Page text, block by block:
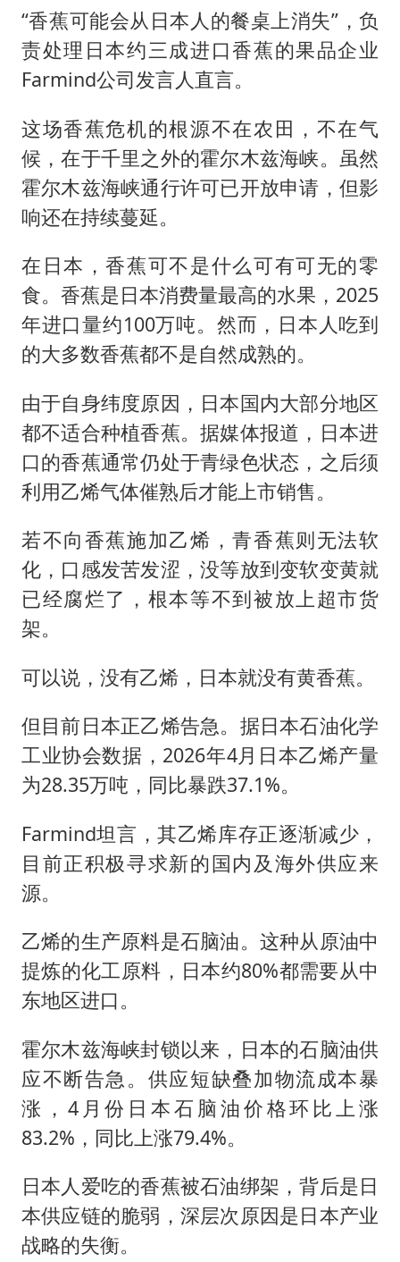
“香蕉可能会从日本人的餐桌上消失”，负
责处理日本约三成进口香蕉的果品企业
Farmind公司发言人直言。
这场香蕉危机的根源不在农田，不在气
候，在于千里之外的霍尔木兹海峡。虽然
霍尔木兹海峡通行许可已开放申请，但影
响还在持续蔓延。
在日本，香蕉可不是什么可有可无的零
食。香蕉是日本消费量最高的水果，2025
年进口量约100万吨。然而，日本人吃到
的大多数香蕉都不是自然成熟的。
由于自身纬度原因，日本国内大部分地区
都不适合种植香蕉。据媒体报道，日本进
口的香蕉通常仍处于青绿色状态，之后须
利用乙烯气体催熟后才能上市销售。
若不向香蕉施加乙烯，青香蕉则无法软
化，口感发苦发涩，没等放到变软变黄就
已经腐烂了，根本等不到被放上超市货
架。
可以说，没有乙烯，日本就没有黄香蕉。
但目前日本正乙烯告急。据日本石油化学
工业协会数据，2026年4月日本乙烯产量
为28.35万吨，同比暴跌37.1%。
Farmind坦言，其乙烯库存正逐渐减少，
目前正积极寻求新的国内及海外供应来
源。
乙烯的生产原料是石脑油。这种从原油中
提炼的化工原料，日本约80%都需要从中
东地区进口。
霍尔木兹海峡封锁以来，日本的石脑油供
应不断告急。供应短缺叠加物流成本暴
涨，4月份日本石脑油价格环比上涨
83.2%，同比上涨79.4%。
日本人爱吃的香蕉被石油绑架，背后是日
本供应链的脆弱，深层次原因是日本产业
战略的失衡。